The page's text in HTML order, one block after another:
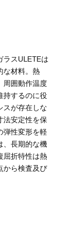
スULETEは
な材料。熱
周囲動作温度
持するのに役
スが存在しな
法安定性を保
弾性変形を軽
、長期的な機
屈折特性は熱
から検査及び